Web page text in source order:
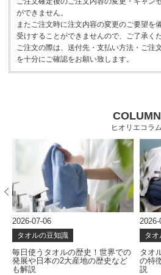
ができません。
またご注文時に注文内容の変更のご要望を
受けすることができませんので、ご了承くだ
ご注文の際は、送付先・支払い方法・ご注
を十分にご確認をお願い致します。
COLUMN
ヒオリエコラム
2026-07-06
タオルの豆知識
タオルの2大産地「今治・泉州」
の特徴は？製法の違いも含めて解
説
2026-
タ
タオ
を左